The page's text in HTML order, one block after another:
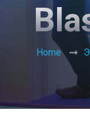
Home